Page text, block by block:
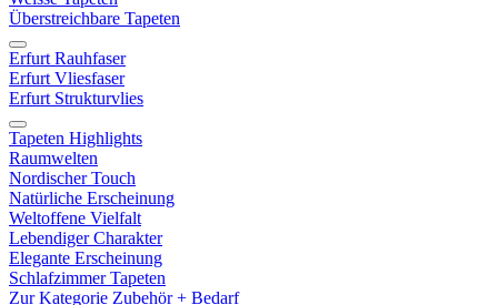
Überstreichbare Tapeten
Erfurt Rauhfaser
Erfurt Vliesfaser
Erfurt Strukturvlies
Tapeten Highlights
Raumwelten
Nordischer Touch
Natürliche Erscheinung
Weltoffene Vielfalt
Lebendiger Charakter
Elegante Erscheinung
Schlafzimmer Tapeten
Zur Kategorie Zubehör + Bedarf